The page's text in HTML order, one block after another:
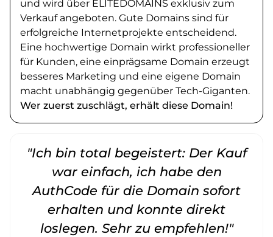
und wird über ELITEDOMAINS exklusiv zum
Verkauf angeboten. Gute Domains sind für
erfolgreiche Internetprojekte entscheidend.
Eine hochwertige Domain wirkt professioneller
für Kunden, eine einprägsame Domain erzeugt
besseres Marketing und eine eigene Domain
macht unabhängig gegenüber Tech-Giganten.
Wer zuerst zuschlägt, erhält diese Domain!
"Ich bin total begeistert: Der Kauf
war einfach, ich habe den
AuthCode für die Domain sofort
erhalten und konnte direkt
loslegen. Sehr zu empfehlen!"